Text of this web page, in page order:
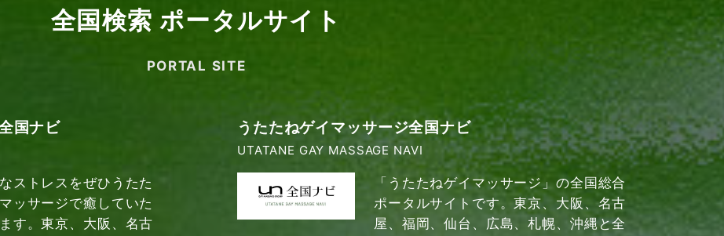
全国検索 ポータルサイト
PORTAL SITE
国ナビ
ストレスをぜひうたた
ッサージで癒していた
す。東京、大阪、名古
うたたねゲイマッサージ全国ナビ
UTATANE GAY MASSAGE NAVI
「うたたねゲイマッサージ」の全国総合
ポータルサイトです。東京、大阪、名古
屋、福岡、仙台、広島、札幌、沖縄と全